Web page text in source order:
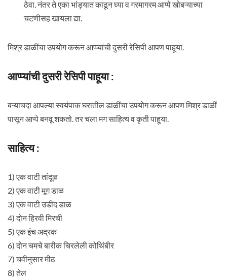
ठेवा. नंतर ते एका भांड्यात काढून घ्या व गरमागरम आप्पे खोबऱ्याच्या
चटणीसह खायला द्या.
मिश्र डाळींचा उपयोग करून आप्प्यांची दुसरी रेसिपी आपण पाहूया.
आप्प्यांची दुसरी रेसिपी पाहूया :
बऱ्याचदा आपल्या स्वयंपाक घरातील डाळींचा उपयोग करून आपण मिश्र डाळीं
पासून आप्पे बनवू शकतो. तर चला मग साहित्य व कृती पाहूया.
साहित्य :
1) एक वाटी तांदूळ
2) एक वाटी मूग डाळ
3) एक वाटी उडीद डाळ
4) दोन हिरवी मिरची
5) एक इंच अद्रक
6) दोन चमचे बारीक चिरलेली कोथिंबीर
7) चवीनुसार मीठ
8) तेल